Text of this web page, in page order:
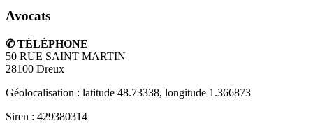
Avocats
✆ TÉLÉPHONE
50 RUE SAINT MARTIN
28100 Dreux
Géolocalisation : latitude 48.73338, longitude 1.366873
Siren : 429380314